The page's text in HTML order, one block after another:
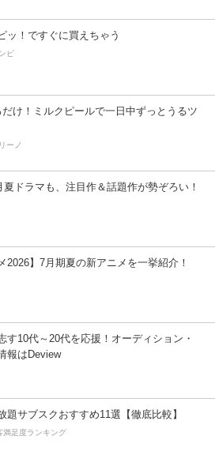
ッ！ですぐに買えちゃう
ピ
け！ミルクピールで一日中ずっとうるツ
ーノ
夏ドラマも、注目作＆話題作が勢ぞろい！
2026】7月期夏の新アニメを一挙紹介！
す10代～20代を応援！オーディション・
報はDeview
題サブスクおすすめ11選【徹底比較】
満足度ランキング